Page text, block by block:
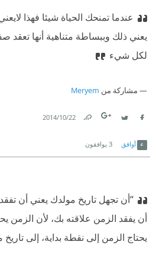
عندما تمنحك الحياة شيئا فهذا
يعني ذلك وببساطة متناهية أنها
لكل شيء
مشاركة من Meryem
22‏/10‏/2014
أوافق 3 يوافقون
“أن تجهل تاريخ مولدك يعني أن
أن يفقد الزمن علاقته بك، لأن الزمن
يحتاج الزمن إلى نقطة بداية، إلى تاريخ